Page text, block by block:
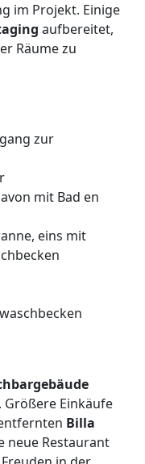
im Projekt. Einige
aufbereitet,
Räume zu
zur
mit Bad en
eins mit
Einkäufe
Billa
neue Restaurant